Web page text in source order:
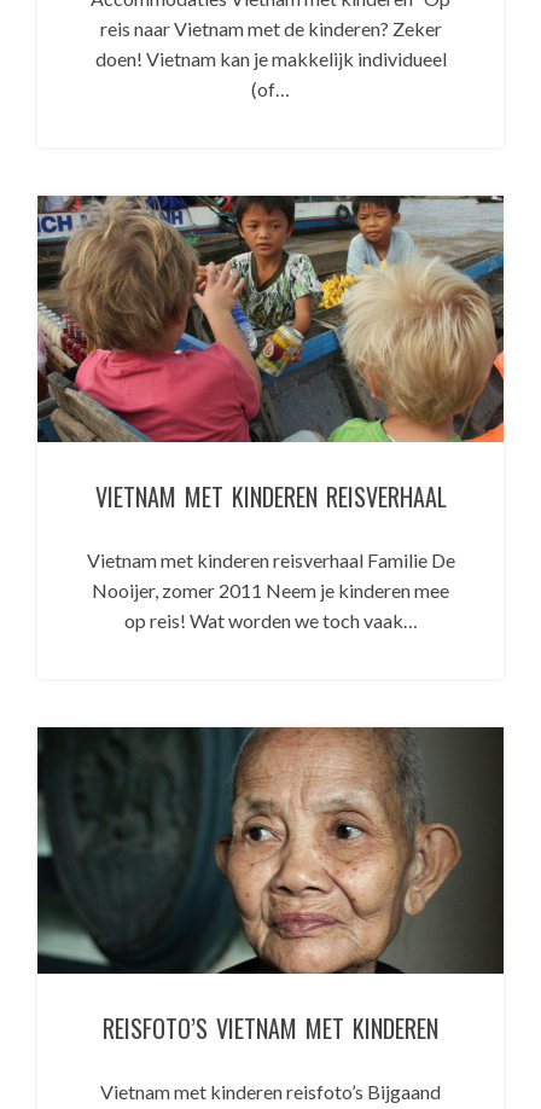
reis naar Vietnam met de kinderen? Zeker
doen! Vietnam kan je makkelijk individueel
(of…
VIETNAM MET KINDEREN REISVERHAAL
Vietnam met kinderen reisverhaal Familie De
Nooijer, zomer 2011 Neem je kinderen mee
op reis! Wat worden we toch vaak…
REISFOTO’S VIETNAM MET KINDEREN
Vietnam met kinderen reisfoto’s Bijgaand